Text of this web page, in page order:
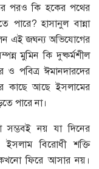
পরও কি হকের পথের
পারে? হাসানুল বান্না
এই জঘন্য অভিযোগের
মুমিন কি দুষ্কর্মশীল
ও পবিত্র ঈমানদারদের
কাছে আছে ইসলামের
পারে না।
সম্ভবই নয় যা দিনের
ইসলাম বিরোধী শক্তি
কখনো ফিরে আসার নয়।